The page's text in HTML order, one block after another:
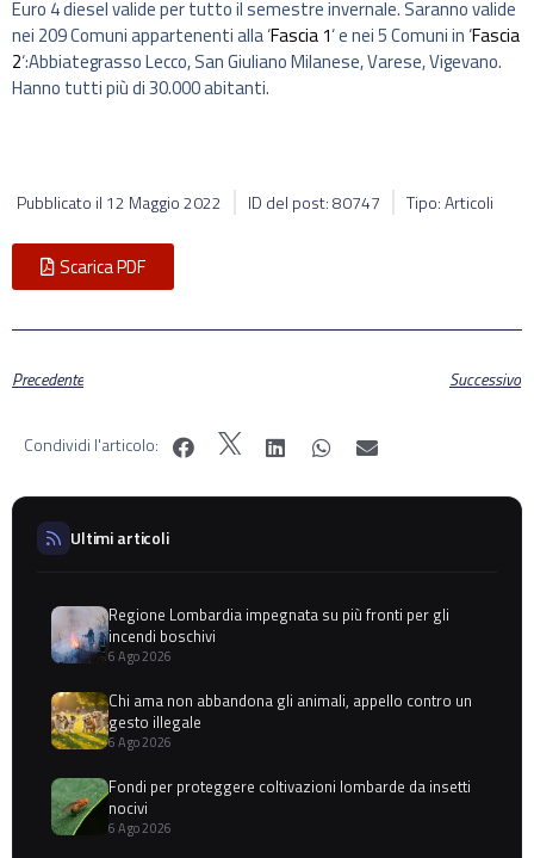
Euro 4 diesel valide per tutto il semestre invernale. Saranno valide
nei 209 Comuni appartenenti alla ‘Fascia 1‘ e nei 5 Comuni in ‘Fascia
2‘:Abbiategrasso Lecco, San Giuliano Milanese, Varese, Vigevano.
Hanno tutti più di 30.000 abitanti.
Pubblicato il 12 Maggio 2022 ID del post: 80747 Tipo: Articoli
Scarica PDF
Precedente Successivo
Condividi l'articolo:
Ultimi articoli
Regione Lombardia impegnata su più fronti per gli
incendi boschivi
6 Ago 2026
Chi ama non abbandona gli animali, appello contro un
gesto illegale
6 Ago 2026
Fondi per proteggere coltivazioni lombarde da insetti
nocivi
6 Ago 2026